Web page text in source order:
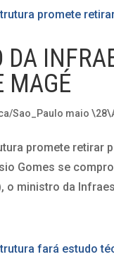
MAGÉ
Sao_Paulo maio
promete retirar
Gomes se
o ministro da